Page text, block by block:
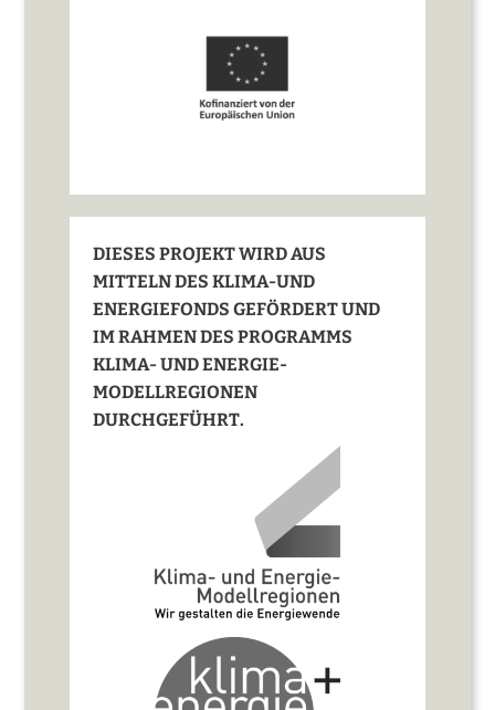
DIESES PROJEKT WIRD AUS
MITTELN DES KLIMA-UND
ENERGIEFONDS GEFÖRDERT UND
IM RAHMEN DES PROGRAMMS
KLIMA- UND ENERGIE-
MODELLREGIONEN
DURCHGEFÜHRT.